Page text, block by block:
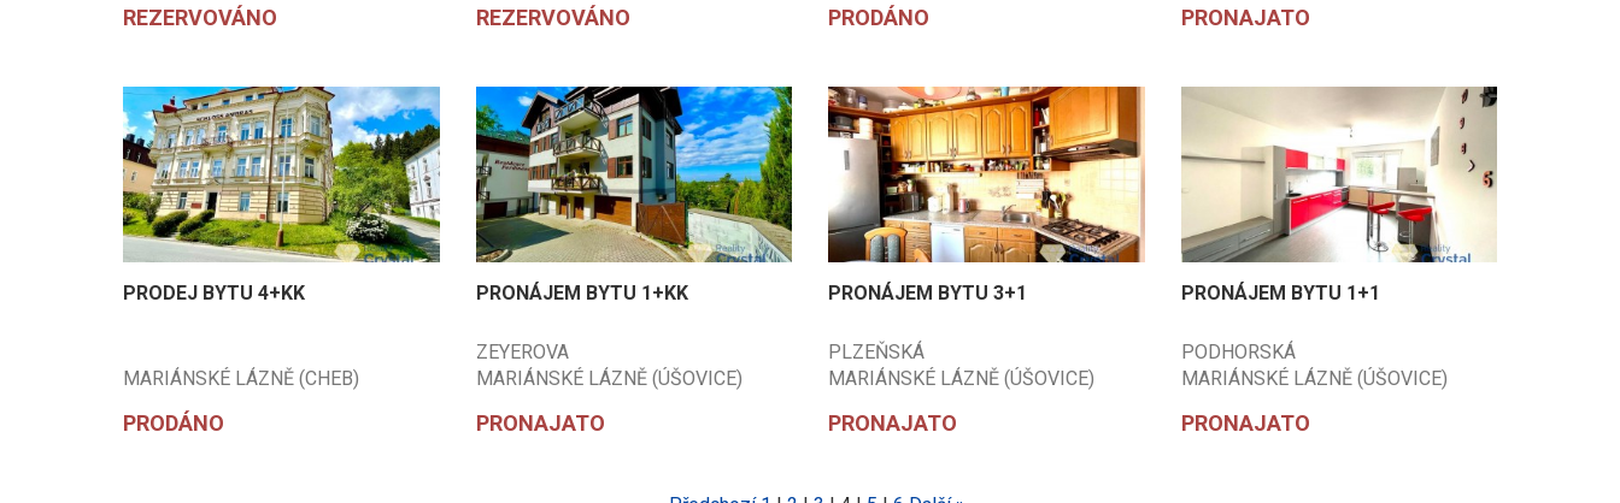
REZERVOVÁNO REZERVOVÁNO PRODÁNO PRONAJATO
PRODEJ BYTU 4+KK
MARIÁNSKÉ LÁZNĚ (CHEB)
PRODÁNO
PRONÁJEM BYTU 1+KK
ZEYEROVA
MARIÁNSKÉ LÁZNĚ (ÚŠOVICE)
PRONAJATO
PRONÁJEM BYTU 3+1
PLZEŇSKÁ
MARIÁNSKÉ LÁZNĚ (ÚŠOVICE)
PRONAJATO
PRONÁJEM BYTU 1+1
PODHORSKÁ
MARIÁNSKÉ LÁZNĚ (ÚŠOVICE)
PRONAJATO